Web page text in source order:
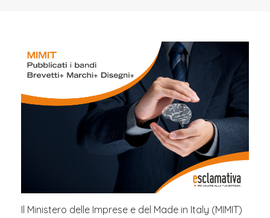
Il Ministero delle Imprese e del Made in Italy (MIMIT)